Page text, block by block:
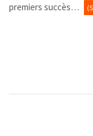
premiers succès…